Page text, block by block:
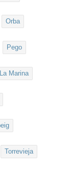
Orba
Pego
Marina
Torrevieja